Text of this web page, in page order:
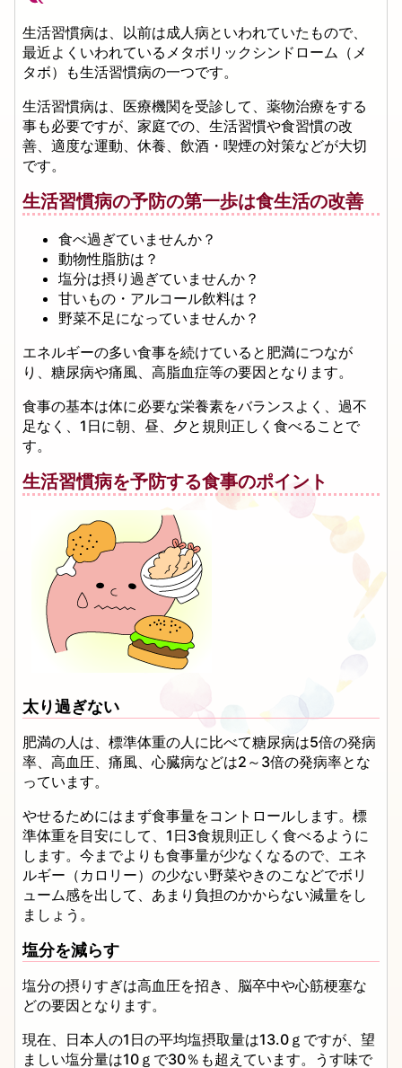
生活習慣病は、以前は成人病といわれていたもので、
最近よくいわれているメタボリックシンドローム（メ
タボ）も生活習慣病の一つです。
生活習慣病は、医療機関を受診して、薬物治療をする
事も必要ですが、家庭での、生活習慣や食習慣の改
善、適度な運動、休養、飲酒・喫煙の対策などが大切
です。
生活習慣病の予防の第一歩は食生活の改善
食べ過ぎていませんか？
動物性脂肪は？
塩分は摂り過ぎていませんか？
甘いもの・アルコール飲料は？
野菜不足になっていませんか？
エネルギーの多い食事を続けていると肥満につなが
り、糖尿病や痛風、高脂血症等の要因となります。
食事の基本は体に必要な栄養素をバランスよく、過不
足なく、1日に朝、昼、夕と規則正しく食べることで
す。
生活習慣病を予防する食事のポイント
太り過ぎない
肥満の人は、標準体重の人に比べて糖尿病は5倍の発病
率、高血圧、痛風、心臓病などは2～3倍の発病率とな
っています。
やせるためにはまず食事量をコントロールします。標
準体重を目安にして、1日3食規則正しく食べるように
します。今までよりも食事量が少なくなるので、エネ
ルギー（カロリー）の少ない野菜やきのこなどでボリ
ューム感を出して、あまり負担のかからない減量をし
ましょう。
塩分を減らす
塩分の摂りすぎは高血圧を招き、脳卒中や心筋梗塞な
どの要因となります。
現在、日本人の1日の平均塩摂取量は13.0ｇですが、望
ましい塩分量は10ｇで30％も超えています。うす味で